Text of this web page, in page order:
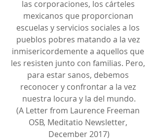
las corporaciones, los cárteles
mexicanos que proporcionan
escuelas y servicios sociales a los
pueblos pobres matando a la vez
inmisericordemente a aquellos que
les resisten junto con familias. Pero,
para estar sanos, debemos
reconocer y confrontar a la vez
nuestra locura y la del mundo.
(A Letter from Laurence Freeman
OSB, Meditatio Newsletter,
December 2017)